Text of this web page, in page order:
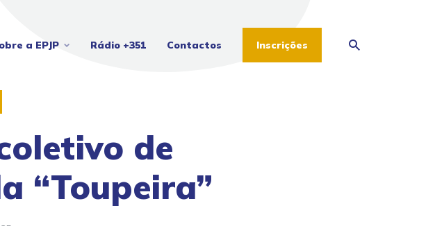
a EPJP Rádio +351 Contactos Inscrições
de
“Toupeira”